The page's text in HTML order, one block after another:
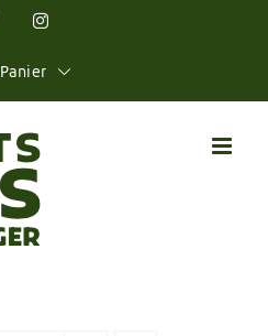
FacebookInstagram
Panier